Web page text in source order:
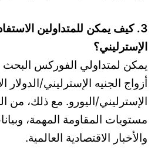
3. كيف يمكن للمتداولين
الإسترليني؟
يمكن لمتداولي الفوركس
أزواج الجنيه الإسترليني/الدولار
الإسترليني/اليورو. مع ذلك، من
مستويات المقاومة المهمة،
والأخبار الاقتصادية العالمية.